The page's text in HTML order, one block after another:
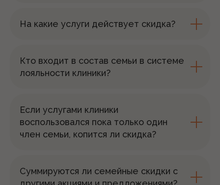
На какие услуги действует скидка?
Кто входит в состав семьи в системе
лояльности клиники?
Если услугами клиники
воспользовался пока только один
член семьи, копится ли скидка?
Суммируются ли семейные скидки с